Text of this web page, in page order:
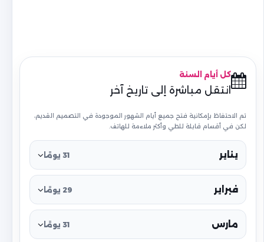
كل أيام السنة
انتقل مباشرة إلى تاريخ آخر
تم الاحتفاظ بإمكانية فتح جميع أيام الشهور الموجودة في التصميم القديم،
لكن في أقسام قابلة للطي وأكثر ملاءمة للهاتف.
يناير 31 يومًا
فبراير 29 يومًا
مارس 31 يومًا